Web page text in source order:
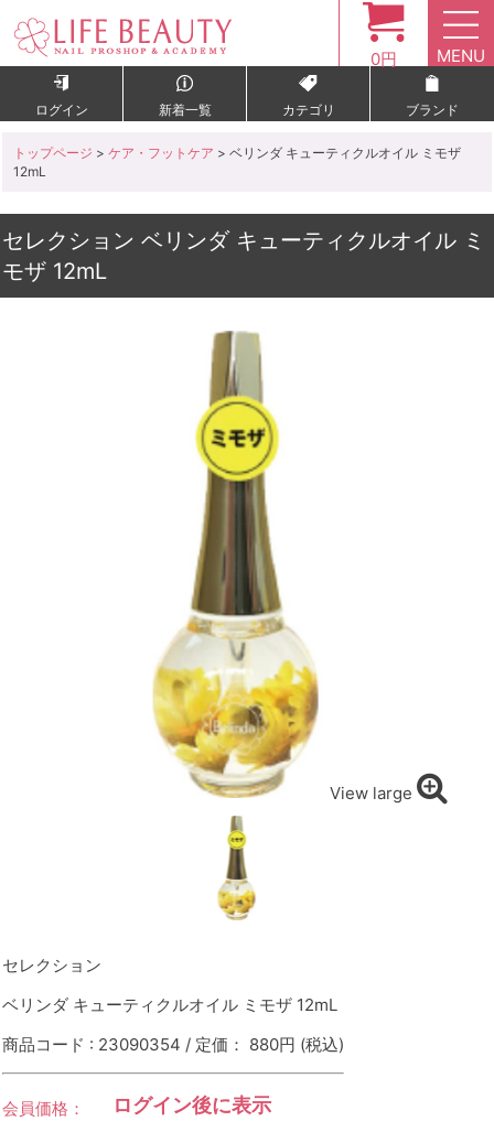
0円 MENU
ログイン 新着一覧 カテゴリ ブランド
トップページ > ケア・フットケア > ベリンダ キューティクルオイル ミモザ
12mL
セレクション ベリンダ キューティクルオイル ミ
モザ 12mL
View large
セレクション
ベリンダ キューティクルオイル ミモザ 12mL
商品コード : 23090354 / 定価： 880円 (税込)
会員価格： ログイン後に表示